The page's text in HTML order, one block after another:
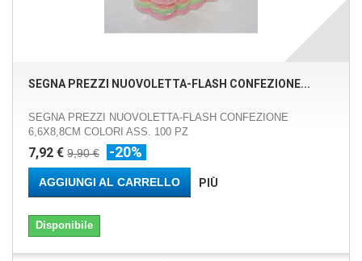
SEGNA PREZZI NUOVOLETTA-FLASH CONFEZIONE...
SEGNA PREZZI NUOVOLETTA-FLASH CONFEZIONE
6,6X8,8CM COLORI ASS. 100 PZ
7,92 € 9,90 € -20%
AGGIUNGI AL CARRELLO PIÙ
Disponibile